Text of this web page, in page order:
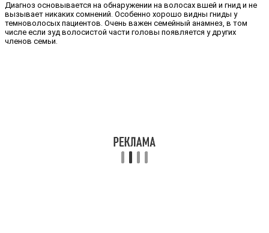
Диагноз основывается на обнаруже­нии на волосах вшей и гнид и не
вызыва­ет никаких сомнений. Особенно хорошо видны гниды у
темноволосых пациентов. Очень важен семейный анамнез, в том
числе если зуд волосистой части головы появляется у других
членов семьи.